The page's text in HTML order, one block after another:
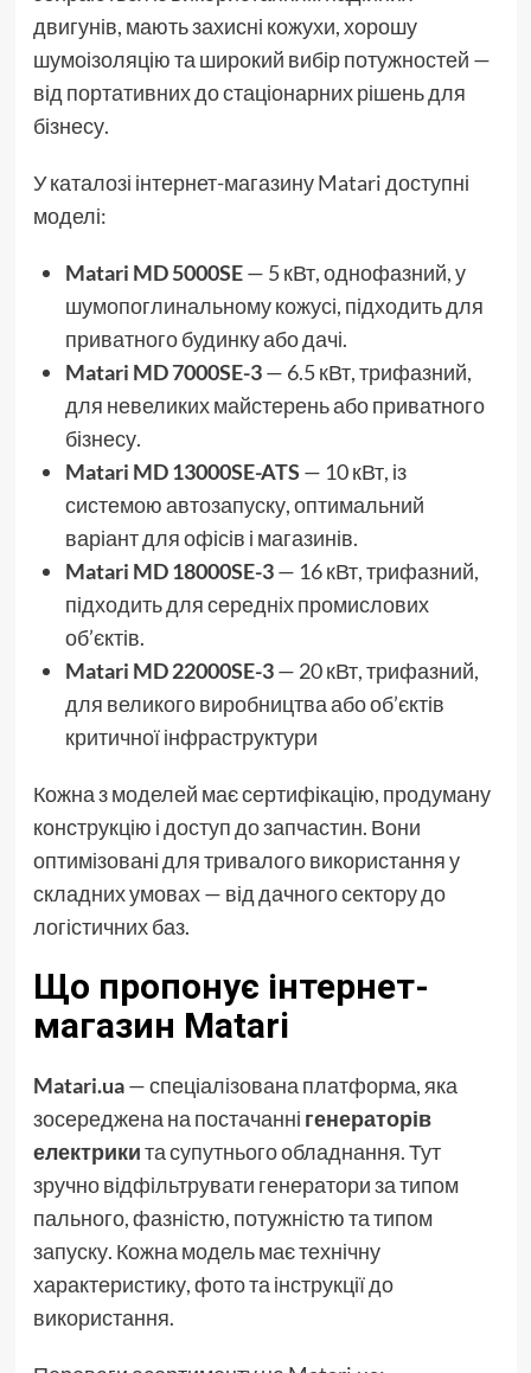
двигунів, мають захисні кожухи, хорошу
шумоізоляцію та широкий вибір потужностей —
від портативних до стаціонарних рішень для
бізнесу.
У каталозі інтернет-магазину Matari доступні
моделі:
Matari MD 5000SE— 5 кВт, однофазний, у
шумопоглинальному кожусі, підходить для
приватного будинку або дачі.
Matari MD 7000SE-3— 6.5 кВт, трифазний,
для невеликих майстерень або приватного
бізнесу.
Matari MD 13000SE-ATS — 10 кВт, із
системою автозапуску, оптимальний
варіант для офісів і магазинів.
Matari MD 18000SE-3— 16 кВт, трифазний,
підходить для середніх промислових
об’єктів.
Matari MD 22000SE-3— 20 кВт, трифазний,
для великого виробництва або об’єктів
критичної інфраструктури
Кожна з моделей має сертифікацію, продуману
конструкцію і доступ до запчастин. Вони
оптимізовані для тривалого використання у
складних умовах — від дачного сектору до
логістичних баз.
Що пропонує інтернет-
магазин Matari
Matari.ua— спеціалізована платформа, яка
зосереджена на постачанні генераторів
електрикита супутнього обладнання. Тут
зручно відфільтрувати генератори за типом
пального, фазністю, потужністю та типом
запуску. Кожна модель має технічну
характеристику, фото та інструкції до
використання.